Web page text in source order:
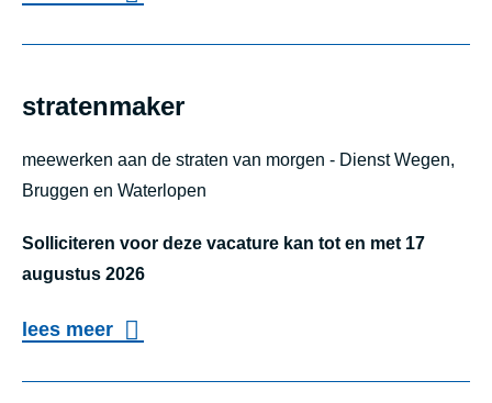
v
e
l
g
n
g
m
r
d
m
i
n
s
t
stratenmaker
meewerken aan de straten van morgen - Dienst Wegen,
Bruggen en Waterlopen
Solliciteren voor deze vacature kan tot en met 17
augustus 2026
lees meer o